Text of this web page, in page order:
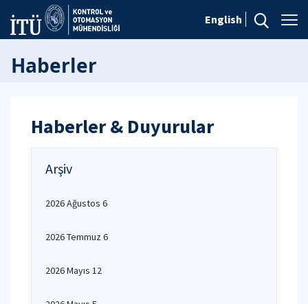
English
Haberler
Haberler & Duyurular
Arşiv
2026 Ağustos 6
2026 Temmuz 6
2026 Mayıs 12